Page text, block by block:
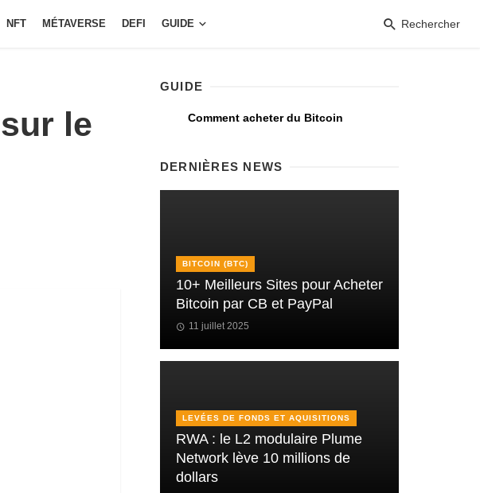
NFT MÉTAVERSE DEFI GUIDE Rechercher
le
GUIDE
Comment acheter du Bitcoin
DERNIÈRES NEWS
BITCOIN (BTC)
10+ Meilleurs Sites pour Acheter
Bitcoin par CB et PayPal
11 juillet 2025
LEVÉES DE FONDS ET AQUISITIONS
RWA : le L2 modulaire Plume
Network lève 10 millions de
dollars